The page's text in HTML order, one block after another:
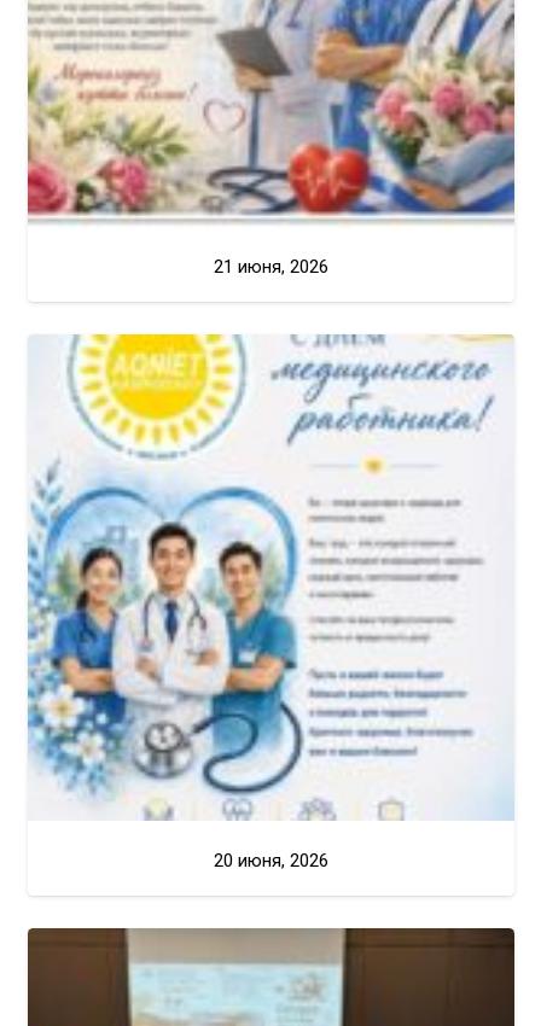
21 июня, 2026
20 июня, 2026